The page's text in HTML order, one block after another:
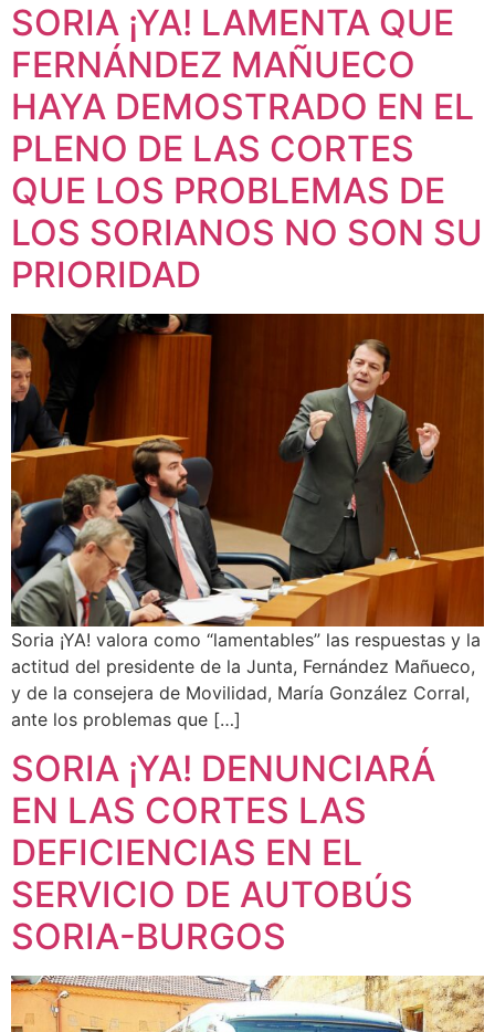
SORIA ¡YA! LAMENTA QUE
FERNÁNDEZ MAÑUECO
HAYA DEMOSTRADO EN EL
PLENO DE LAS CORTES
QUE LOS PROBLEMAS DE
LOS SORIANOS NO SON SU
PRIORIDAD
Soria ¡YA! valora como “lamentables” las respuestas y la
actitud del presidente de la Junta, Fernández Mañueco,
y de la consejera de Movilidad, María González Corral,
ante los problemas que […]
SORIA ¡YA! DENUNCIARÁ
EN LAS CORTES LAS
DEFICIENCIAS EN EL
SERVICIO DE AUTOBÚS
SORIA-BURGOS